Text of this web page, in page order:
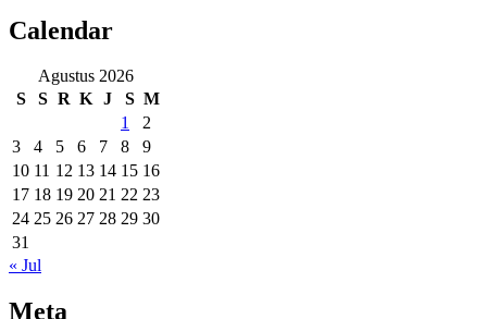
Calendar
Agustus 2026
S
S R K J S M
1
2
3
4 5 6 7 8
9
10 11 12 13 14 15 16
17 18 19 20 21 22 23
24 25 26 27 28 29 30
31
« Jul
Meta